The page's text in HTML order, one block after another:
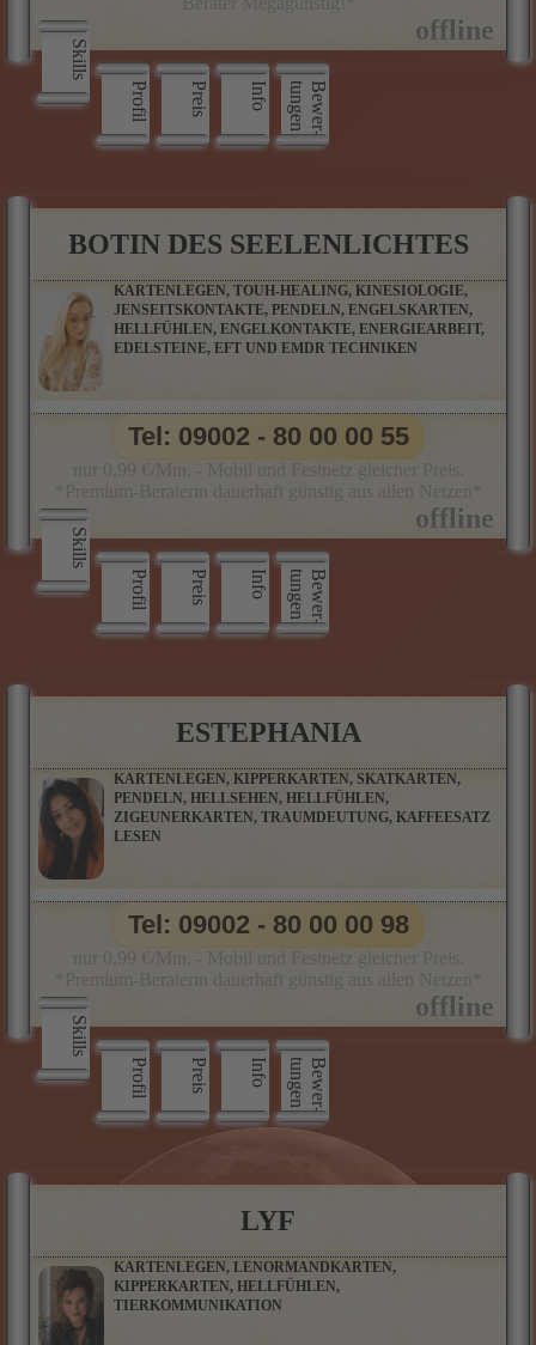
Skills
Profil
Preis Info B
e
w
e
r
­
t
u
n
g
e
n
BOTIN DES SEELENLICHTES
KARTENLEGEN, TOUH-HEALING, KINESIOLOGIE,
JENSEITSKONTAKTE, PENDELN, ENGELSKARTEN,
HELLFÜHLEN, ENGELKONTAKTE, ENERGIEARBEIT,
EDELSTEINE, EFT UND EMDR TECHNIKEN
Skills
Profil
Preis Info B
e
w
e
r
­
t
u
n
g
e
n
Tel: 09002 - 80 00 00 55
ESTEPHANIA
KARTENLEGEN, KIPPERKARTEN, SKATKARTEN,
PENDELN, HELLSEHEN, HELLFÜHLEN,
ZIGEUNERKARTEN, TRAUMDEUTUNG, KAFFEESATZ
LESEN
Skills
Profil
Preis Info B
e
w
e
r
­
t
u
n
g
e
n
Tel: 09002 - 80 00 00 98
LYF
KARTENLEGEN, LENORMANDKARTEN,
KIPPERKARTEN, HELLFÜHLEN,
TIERKOMMUNIKATION